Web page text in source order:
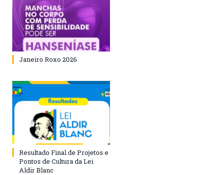
Janeiro Roxo 2026
Resultado Final de Projetos e
Pontos de Cultura da Lei
Aldir Blanc